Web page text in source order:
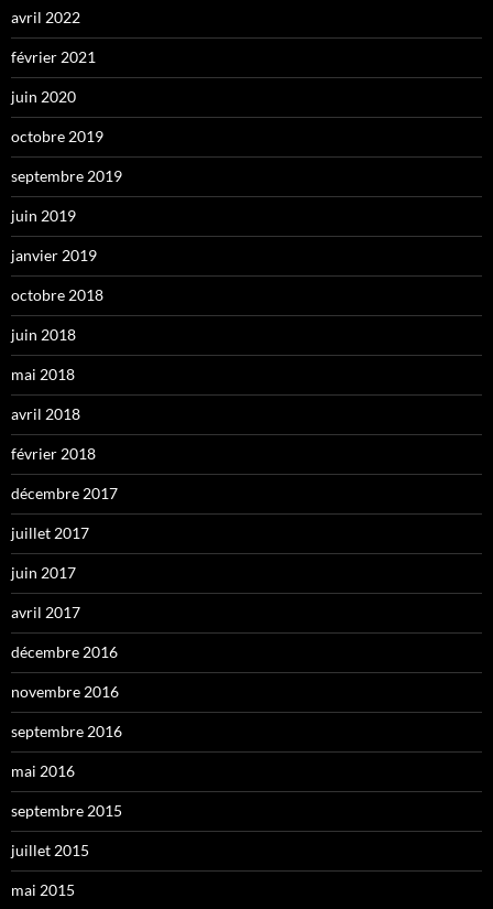
avril 2022
février 2021
juin 2020
octobre 2019
septembre 2019
juin 2019
janvier 2019
octobre 2018
juin 2018
mai 2018
avril 2018
février 2018
décembre 2017
juillet 2017
juin 2017
avril 2017
décembre 2016
novembre 2016
septembre 2016
mai 2016
septembre 2015
juillet 2015
mai 2015